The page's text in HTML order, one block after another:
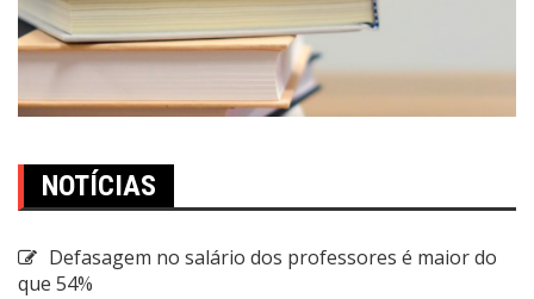
NOTÍCIAS
Defasagem no salário dos professores é maior do
que 54%